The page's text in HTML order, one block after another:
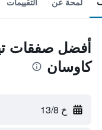
أفضل صفقات
كاوسان
خ 13/8